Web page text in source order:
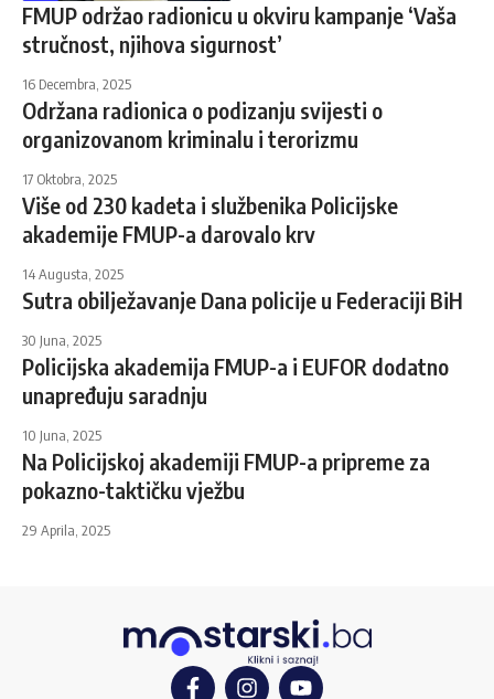
FMUP održao radionicu u okviru kampanje ‘Vaša
stručnost, njihova sigurnost’
16 Decembra, 2025
Održana radionica o podizanju svijesti o
organizovanom kriminalu i terorizmu
17 Oktobra, 2025
Više od 230 kadeta i službenika Policijske
akademije FMUP-a darovalo krv
14 Augusta, 2025
Sutra obilježavanje Dana policije u Federaciji BiH
30 Juna, 2025
Policijska akademija FMUP-a i EUFOR dodatno
unapređuju saradnju
10 Juna, 2025
Na Policijskoj akademiji FMUP-a pripreme za
pokazno-taktičku vježbu
29 Aprila, 2025